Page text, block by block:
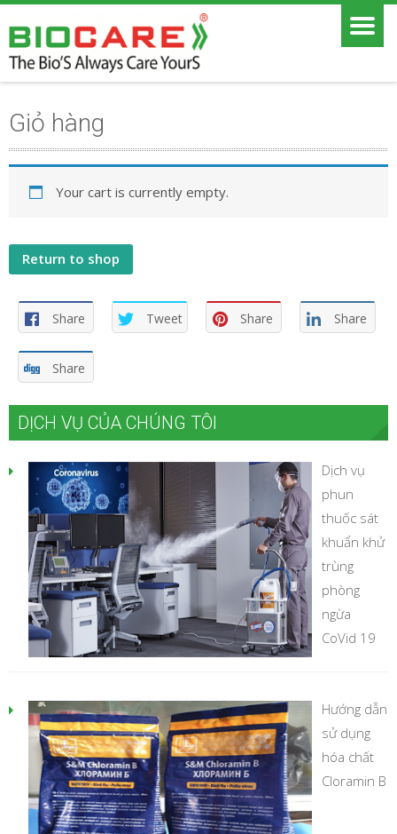
Giỏ hàng
Your cart is currently empty.
Return to shop
Share Tweet Share Share
Share
DỊCH VỤ CỦA CHÚNG TÔI
Dịch vụ
phun
thuốc sát
khuẩn khử
trùng
phòng
ngừa
CoVid 19
Hướng dẫn
sử dụng
hóa chất
Cloramin B